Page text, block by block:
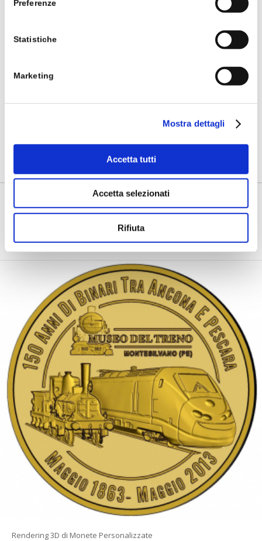
Preferenze
Statistiche
Marketing
Mostra dettagli
Accetta tutti
Accetta selezionati
Rifiuta
Veranstaltungen, Feiern, Marketing
Rendering 3D di Monete Personalizzate